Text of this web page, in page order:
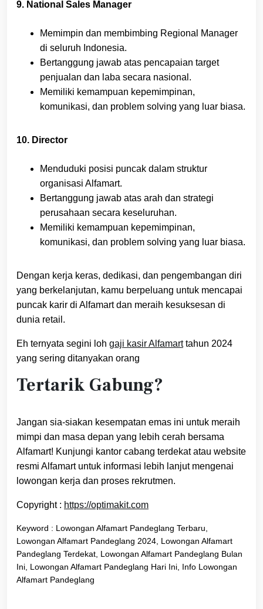
9. National Sales Manager
Memimpin dan membimbing Regional Manager
di seluruh Indonesia.
Bertanggung jawab atas pencapaian target
penjualan dan laba secara nasional.
Memiliki kemampuan kepemimpinan,
komunikasi, dan problem solving yang luar biasa.
10. Director
Menduduki posisi puncak dalam struktur
organisasi Alfamart.
Bertanggung jawab atas arah dan strategi
perusahaan secara keseluruhan.
Memiliki kemampuan kepemimpinan,
komunikasi, dan problem solving yang luar biasa.
Dengan kerja keras, dedikasi, dan pengembangan diri
yang berkelanjutan, kamu berpeluang untuk mencapai
puncak karir di Alfamart dan meraih kesuksesan di
dunia retail.
Eh ternyata segini loh gaji kasir Alfamarttahun 2024
yang sering ditanyakan orang
Tertarik Gabung?
Jangan sia-siakan kesempatan emas ini untuk meraih
mimpi dan masa depan yang lebih cerah bersama
Alfamart! Kunjungi kantor cabang terdekat atau website
resmi Alfamart untuk informasi lebih lanjut mengenai
lowongan kerja dan proses rekrutmen.
Copyright : https://optimakit.com
Keyword : Lowongan Alfamart Pandeglang Terbaru,
Lowongan Alfamart Pandeglang 2024, Lowongan Alfamart
Pandeglang Terdekat, Lowongan Alfamart Pandeglang Bulan
Ini, Lowongan Alfamart Pandeglang Hari Ini, Info Lowongan
Alfamart Pandeglang